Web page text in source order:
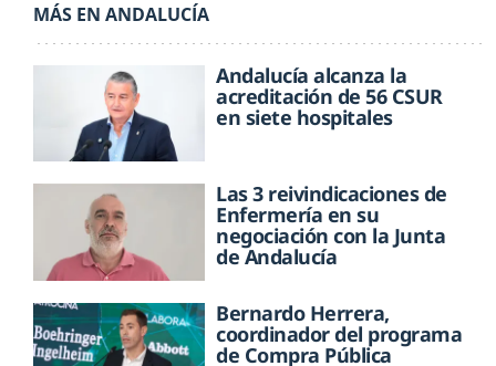
MÁS EN ANDALUCÍA
Andalucía alcanza la
acreditación de 56 CSUR
en siete hospitales
Las 3 reivindicaciones de
Enfermería en su
negociación con la Junta
de Andalucía
Bernardo Herrera,
coordinador del programa
de Compra Pública